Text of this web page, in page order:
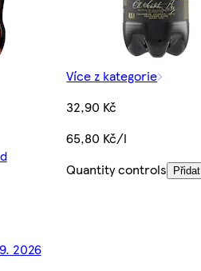
2026
Více z kategorie
32,90 Kč
65,80 Kč/l
Quantity controls Přidat